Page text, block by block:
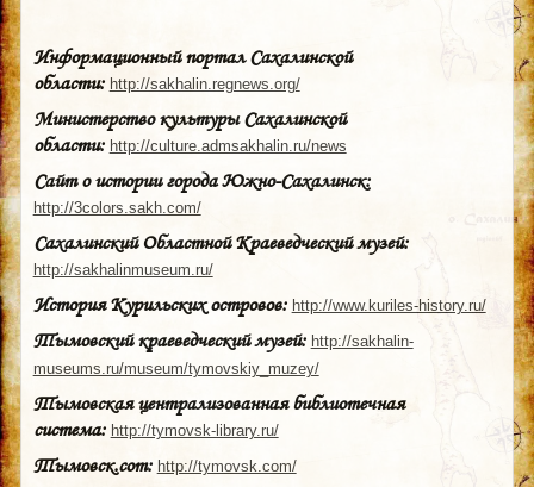
Информационный портал Сахалинской
области: http://sakhalin.regnews.org/
Министерство культуры Сахалинской
области: http://culture.admsakhalin.ru/news
Сайт о истории города Южно-Сахалинск:
http://3colors.sakh.com/
Сахалинский Областной Краеведческий музей:
http://sakhalinmuseum.ru/
История Курильских островов: http://www.kuriles-history.ru/
Тымовский краеведческий музей: http://sakhalin-
museums.ru/museum/tymovskiy_muzey/
Тымовская централизованная библиотечная
система: http://tymovsk-library.ru/
Тымовск.com: http://tymovsk.com/